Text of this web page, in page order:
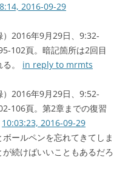
2016-09-29
）2016年9月29日、9:32-
102頁。暗記箇所は2回目
。 in reply to mrmts
）2016年9月29日、9:52-
106頁。第2章までの復習
10:03:23, 2016-09-29
ールペンを忘れてきてしま
続けばいいこともあるだろ